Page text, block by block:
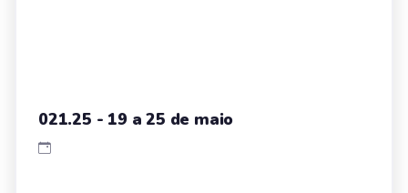
021.25 - 19 a 25 de maio